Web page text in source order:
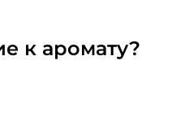
к аромату?